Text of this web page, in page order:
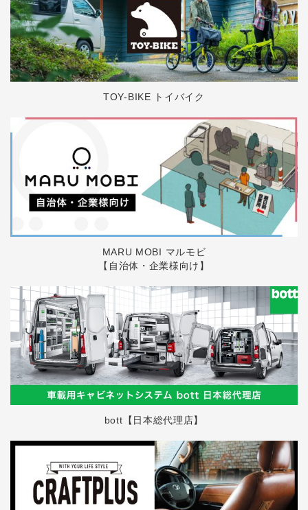
TOY-BIKE トイバイク
MARU MOBI マルモビ
【自治体・企業様向け】
bott【日本総代理店】